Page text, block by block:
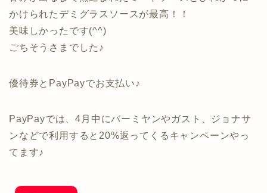
かけられたデミグラスソースが最高！！
美味しかったです(^^)
ごちそうさまでした♪
優待券とPayPayでお支払い♪
PayPayでは、4月中にバーミヤンやガスト、ジョナサ
ンなどで利用すると20%返ってくるキャンペーンやっ
てます♪